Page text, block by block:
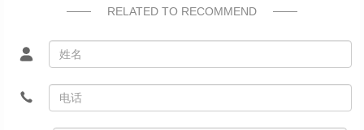
RELATED TO RECOMMEND